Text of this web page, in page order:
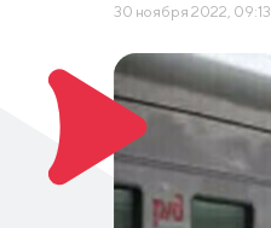
30 ноября 2022, 09:13